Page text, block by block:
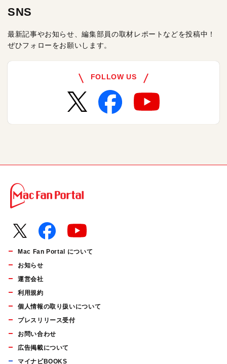
SNS
最新記事やお知らせ、編集部員の取材レポートなどを投稿中！
ぜひフォローをお願いします。
FOLLOW US
Mac Fan Portal について
お知らせ
運営会社
利用規約
個人情報の取り扱いについて
プレスリリース受付
お問い合わせ
広告掲載について
マイナビBOOKS